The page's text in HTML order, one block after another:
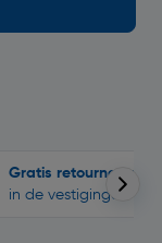
Gratis retourneren
in de vestigingen